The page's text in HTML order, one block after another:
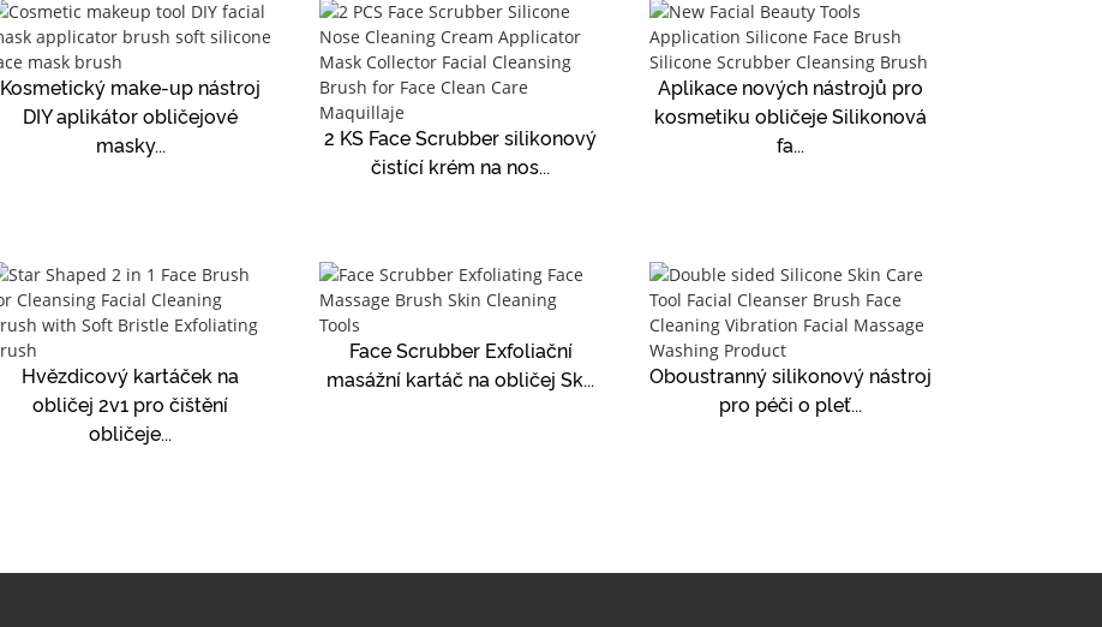
Kosmetický make-up nástroj
DIY aplikátor obličejové
masky...
2 KS Face Scrubber silikonový
čistící krém na nos...
Aplikace nových nástrojů pro
kosmetiku obličeje Silikonová
fa...
Hvězdicový kartáček na
obličej 2v1 pro čištění
obličeje...
Face Scrubber Exfoliační
masážní kartáč na obličej Sk...
Oboustranný silikonový nástroj
pro péči o pleť...